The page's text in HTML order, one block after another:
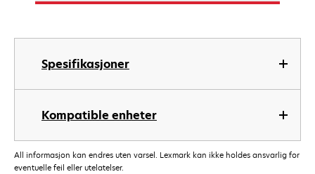
Spesifikasjoner
Kompatible enheter
All informasjon kan endres uten varsel. Lexmark kan ikke holdes ansvarlig for
eventuelle feil eller utelatelser.